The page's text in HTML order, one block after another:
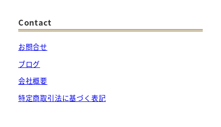
Contact
お問合せ
ブログ
会社概要
特定商取引法に基づく表記